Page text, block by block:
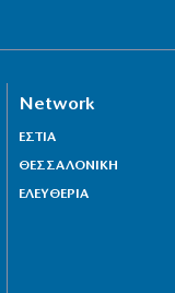
Network
ΕΣΤΙΑ
ΘΕΣΣΑΛΟΝΙΚΗ
ΕΛΕΥΘΕΡΙΑ